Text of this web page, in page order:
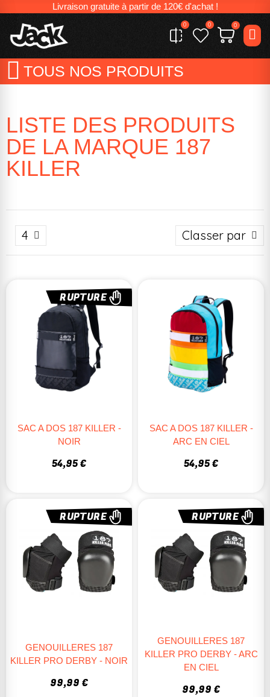
Livraison gratuite à partir de 120€ d'achat !
0 0 0
TOUS NOS PRODUITS
LISTE DES PRODUITS
DE LA MARQUE 187
KILLER
4 Classer par
RUPTURE
SAC A DOS 187 KILLER -
NOIR
54,95 €
SAC A DOS 187 KILLER -
ARC EN CIEL
54,95 €
RUPTURE
GENOUILLERES 187
KILLER PRO DERBY - NOIR
99,99 €
RUPTURE
GENOUILLERES 187
KILLER PRO DERBY - ARC
EN CIEL
99,99 €